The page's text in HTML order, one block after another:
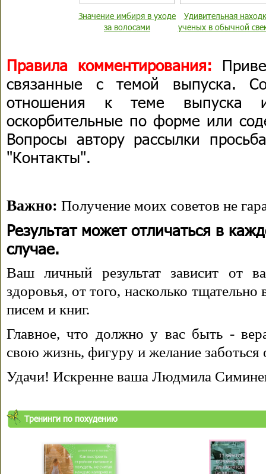
Значение имбиря в уходе
за волосами
Удивительная
ученых в обычной
Правила комментирования:
связанные с темой выпуска.
отношения к теме выпуска
оскорбительные по форме или
Вопросы автору рассылки
"Контакты".
Важно: Получение моих советов не
Результат может отличаться в
случае.
Ваш личный результат зависит от
здоровья, от того, насколько
писем и книг.
Главное, что должно у вас быть -
свою жизнь, фигуру и желание заботься
Удачи! Искренне ваша Людмила
Тренинги по похудению